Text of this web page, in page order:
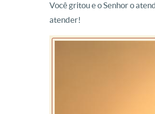
Você gritou e o Senhor o
atender!